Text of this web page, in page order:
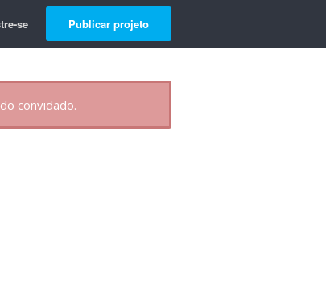
se Publicar projeto
convidado.